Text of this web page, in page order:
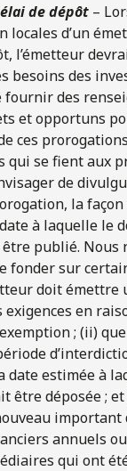
de dépôt –
locales d’un
l’émetteur
besoins des
des
et opportuns
ces
qui se fient aux
de
la façon
à laquelle le
publié. Nous
fonder sur
doit émettre
en
; (ii)
date estimée à
être déposée ;
important
annuels
qui ont